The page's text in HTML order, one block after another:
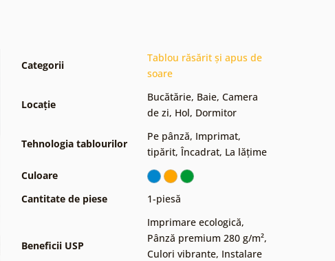
Categorii
Tablou răsărit și apus de
soare
Locație
Bucătărie, Baie, Camera
de zi, Hol, Dormitor
Tehnologia tablourilor
Pe pânză, Imprimat,
tipărit,Încadrat, La lățime
Culoare
Cantitate de piese
1-piesă
Beneficii USP
Imprimare ecologică,
Pânză premium 280 g/m²,
Culori vibrante, Instalare